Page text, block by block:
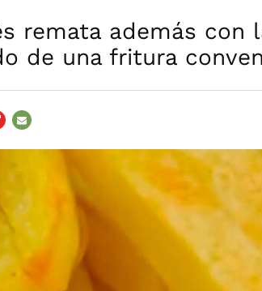
remata además con
de una fritura
MAIL